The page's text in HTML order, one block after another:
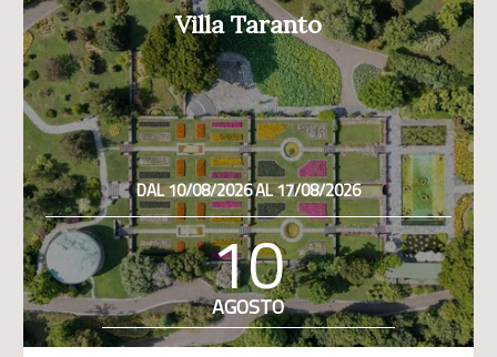
Villa Taranto
DAL 10/08/2026 AL 17/08/2026
10
AGOSTO